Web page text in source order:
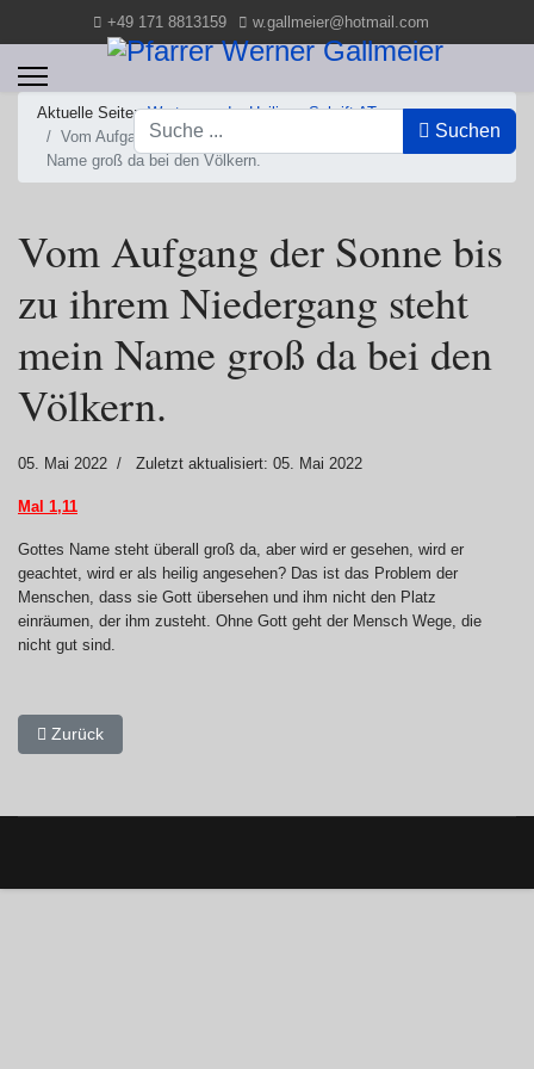
+49 171 8813159 w.gallmeier@hotmail.com
Suchen
Suchen
Aktuelle Seite:Worte aus der Heiligen Schrift AT
Vom Aufgang der Sonne bis zu ihrem Niedergang steht mein
Name groß da bei den Völkern.
Vom Aufgang der Sonne bis
zu ihrem Niedergang steht
mein Name groß da bei den
Völkern.
05. Mai 2022 Zuletzt aktualisiert: 05. Mai 2022
Mal 1,11
Gottes Name steht überall groß da, aber wird er gesehen, wird er
geachtet, wird er als heilig angesehen? Das ist das Problem der
Menschen, dass sie Gott übersehen und ihm nicht den Platz
einräumen, der ihm zusteht. Ohne Gott geht der Mensch Wege, die
nicht gut sind.
Vorheriger Beitrag: Plant in euren Herzen nichts Böses
Zurück